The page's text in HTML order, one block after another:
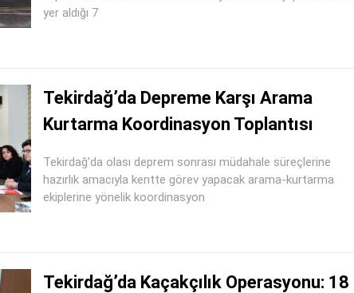
yer aldığı 7
Tekirdağ’da Depreme Karşı Arama
Kurtarma Koordinasyon Toplantısı
Tekirdağ’da olası deprem sonrası müdahale süreçlerine
hazırlık amacıyla kentte görev yapacak arama-kurtarma
ekiplerine yönelik koordinasyon
Tekirdağ’da Kaçakçılık Operasyonu: 18